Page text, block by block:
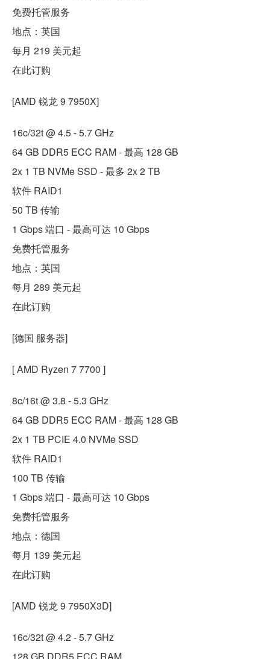
免费托管服务
地点：英国
每月 219 美元起
在此订购
[AMD 锐龙 9 7950X]
16c/32t @ 4.5 - 5.7 GHz
64 GB DDR5 ECC RAM - 最高 128 GB
2x 1 TB NVMe SSD - 最多 2x 2 TB
软件 RAID1
50 TB 传输
1 Gbps 端口 - 最高可达 10 Gbps
免费托管服务
地点：英国
每月 289 美元起
在此订购
[德国 服务器]
[ AMD Ryzen 7 7700 ]
8c/16t @ 3.8 - 5.3 GHz
64 GB DDR5 ECC RAM - 最高 128 GB
2x 1 TB PCIE 4.0 NVMe SSD
软件 RAID1
100 TB 传输
1 Gbps 端口 - 最高可达 10 Gbps
免费托管服务
地点：德国
每月 139 美元起
在此订购
[AMD 锐龙 9 7950X3D]
16c/32t @ 4.2 - 5.7 GHz
128 GB DDR5 ECC RAM